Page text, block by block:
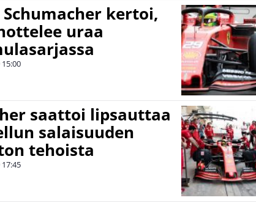
kertoi,
uraa
15:00
saattoi lipsauttaa
salaisuuden
tehoista
17:45